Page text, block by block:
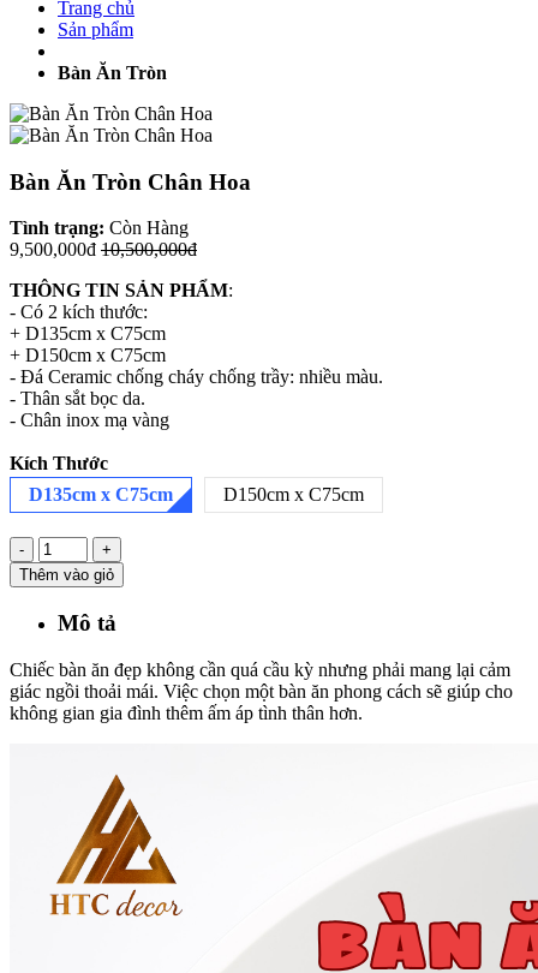
Trang chủ
Sản phẩm
Bàn Ăn Tròn
Bàn Ăn Tròn Chân Hoa
Tình trạng: Còn Hàng
9,500,000đ 10,500,000đ
THÔNG TIN SẢN PHẨM:
- Có 2 kích thước:
+ D135cm x C75cm
+ D150cm x C75cm
- Đá Ceramic chống cháy chống trầy: nhiều màu.
- Thân sắt bọc da.
- Chân inox mạ vàng
Kích Thước
D135cm x C75cm
D150cm x C75cm
-
+
Thêm vào giỏ
Mô tả
Chiếc bàn ăn đẹp không cần quá cầu kỳ nhưng phải mang lại cảm
giác ngồi thoải mái. Việc chọn một bàn ăn phong cách sẽ giúp cho
không gian gia đình thêm ấm áp tình thân hơn.